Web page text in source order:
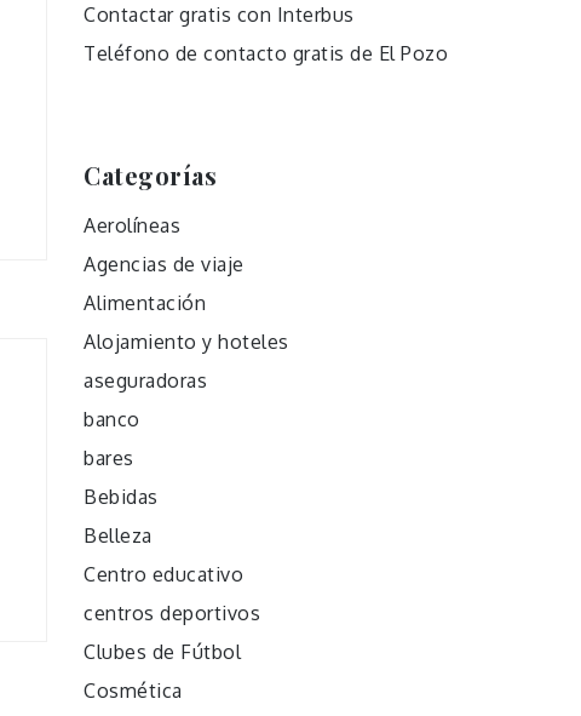
Contactar gratis con Interbus
Teléfono de contacto gratis de El Pozo
Categorías
Aerolíneas
Agencias de viaje
Alimentación
Alojamiento y hoteles
aseguradoras
banco
bares
Bebidas
Belleza
Centro educativo
centros deportivos
Clubes de Fútbol
Cosmética